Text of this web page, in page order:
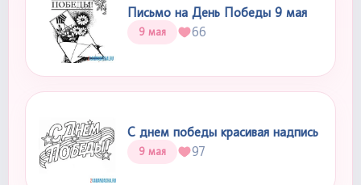
Письмо на День Победы 9 мая
9 мая 66
С днем победы красивая надпись
9 мая 97